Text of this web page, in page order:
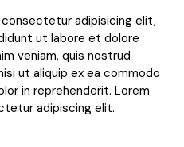
adipisicing elit,
ut labore et dolore
veniam, quis nostrud
ut aliquip ex ea commodo
in reprehenderit. Lorem
adipiscing elit.